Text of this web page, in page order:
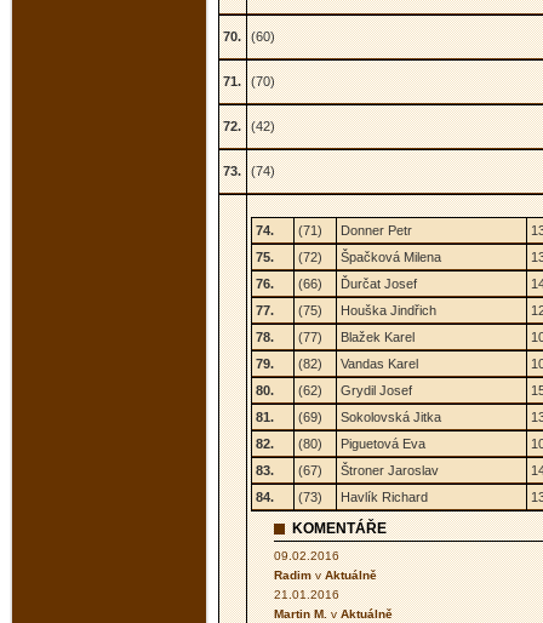
70. (60)
71. (70)
72. (42)
73. (74)
74. (71) Donner Petr
75.
(72) Špačková Milena
76.
(66) Ďurčat Josef
77.
(75) Houška Jindřich
78.
(77) Blažek Karel
79.
(82) Vandas Karel
80.
(62) Grydil Josef
81.
(69) Sokolovská Jitka
82.
(80) Piguetová Eva
83.
(67) Štroner Jaroslav
84.
(73) Havlík Richard
KOMENTÁŘE
09.02.2016
RadimvAktuálně
21.01.2016
Martin M.vAktuálně